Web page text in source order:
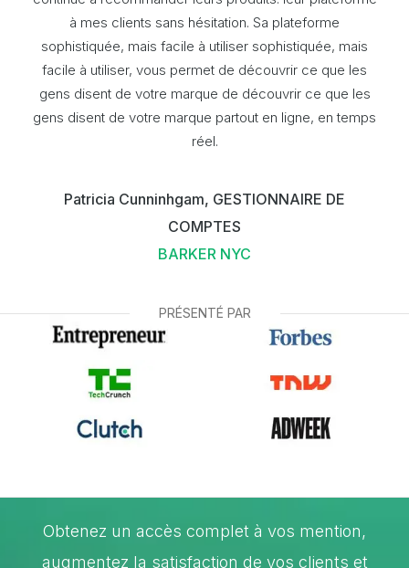
à mes clients sans hésitation. Sa plateforme
sophistiquée, mais facile à utiliser sophistiquée, mais
facile à utiliser, vous permet de découvrir ce que les
gens disent de votre marque de découvrir ce que les
gens disent de votre marque partout en ligne, en temps
réel.
Patricia Cunninhgam, GESTIONNAIRE DE
COMPTES
BARKER NYC
PRÉSENTÉ PAR
Obtenez un accès complet à vos mention,
augmentez la satisfaction de vos clients et